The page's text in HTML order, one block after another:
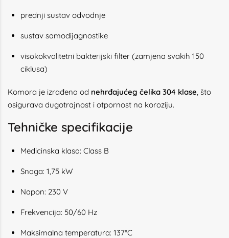
prednji sustav odvodnje
sustav samodijagnostike
visokokvalitetni bakterijski filter (zamjena svakih 150
ciklusa)
Komora je izrađena od nehrđajućeg čelika 304 klase, što
osigurava dugotrajnost i otpornost na koroziju.
Tehničke specifikacije
Medicinska klasa: Class B
Snaga: 1,75 kW
Napon: 230 V
Frekvencija: 50/60 Hz
Maksimalna temperatura: 137°C